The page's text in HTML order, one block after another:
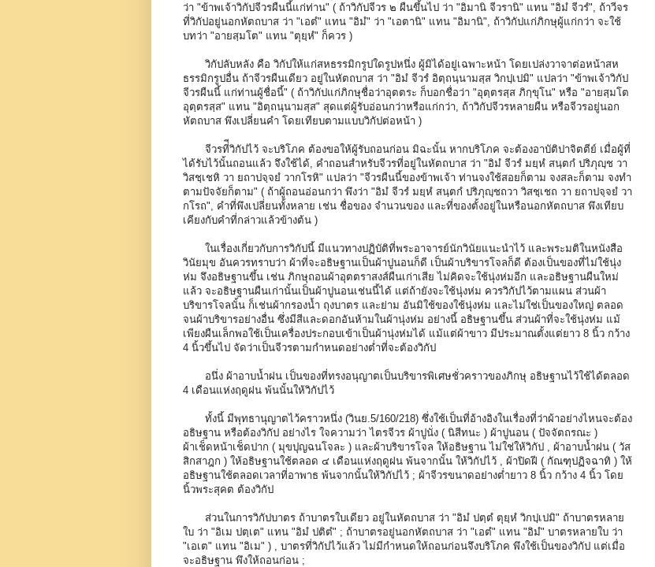
ว่า "ข้าพเจ้าวิกัปจีวรผืนนี้แก่ท่าน" ( ถ้าวิกัปจีวร ๒ ผืนขึ้นไป ว่า "อิมานิ จีวรานิ" แทน "อิมํ จีวรํ", ถ้าวีจร
ที่วิกัปอยู่นอกหัตถบาส ว่า "เอตํ" แทน "อิมํ" ว่า "เอตานิ" แทน "อิมานิ", ถ้าวิกัปแก่ภิกษุผู้แก่กว่า จะใช้
บทว่า "อายสฺมโต" แทน "ตุยฺหํ" ก็ควร )
วิกัปลับหลัง คือ วิกัปให้แก่สหธรรมิกรูปใดรูปหนึ่ง ผู้มิได้อยู่เฉพาะหน้า โดยเปล่งวาจาต่อหน้าสห
ธรรมิกรูปอื่น ถ้าจีวรผืนเดียว อยู่ในหัตถบาส ว่า "อิมํ จีวรํ อิตฺถนฺนามสฺส วิกปฺเปมิ" แปลว่า "ข้าพเจ้าวิกัป
จีวรผืนนี้ แก่ท่านผู้ชื่อนี้" ( ถ้าวิกัปแก่ภิกษุชื่อว่าอุตตระ ก็บอกชื่อว่า "อุตฺตรสฺส ภิกฺขุโน" หรือ "อายสฺมโต
อุตฺตรสฺส" แทน "อิตฺถนฺนามสฺส" สุดแต่ผู้รับอ่อนกว่าหรือแก่กว่า, ถ้าวิกัปจีวรหลายผืน หรือจีวรอยู่นอก
หัตถบาส พึงเปลี่ยนคำ โดยเทียบตามแบบวิกัปต่อหน้า )
จีวรที่ีวิกัปไว้ จะบริโภค ต้องขอให้ผู้รับถอนก่อน มิฉะนั้น หากบริโภค จะต้องอาบัติปาจิตตีย์ เมื่อผู้ที่
ได้รับไว้นั้นถอนแล้ว จึงใช้ได้, คำถอนสำหรับจีวรที่อยู่ในหัตถบาส ว่า "อิมํ จีวรํ มยฺหํ สนฺตกํ ปริภุญฺช วา
วิสชฺเชหิ วา ยถาปจฺจยํ วากโรหิ" แปลว่า "จีวรผืนนี้ของข้าพเจ้า ท่านจงใช้สอยก็ตาม จงสละก็ตาม จงทำ
ตามปัจจัยก็ตาม" ( ถ้าผู้ถอนอ่อนกว่า พึงว่า "อิมํ จีวรํ มยฺหํ สนฺตกํ ปริภุญฺชถวา วิสชฺเชถ วา ยถาปจฺจยํ วา
กโรถ", คำที่พึงเปลี่ยนทั้งหลาย เช่น ชื่อของ จำนวนของ และที่ของตั้งอยู่ในหรือนอกหัตถบาส พึงเทียบ
เคียงกับคำที่กล่าวแล้วข้างต้น )
ในเรื่องเกี่ยวกับการวิกัปนี้ มีแนวทางปฏิบัติที่พระอาจารย์นักวินัยแนะนำไว้ และพระมติในหนังสือ
วินัยมุข อันควรทราบว่า ผ้าที่จะอธิษฐานเป็นผ้าปูนอนก็ดี เป็นผ้าบริขารโจลก็ดี ต้องเป็นของที่ไม่ใช้นุ่ง
ห่ม จึงอธิษฐานขึ้น เช่น ภิกษุถอนผ้าอุตตราสงส์ผืนเก่าเสีย ไม่คิดจะใช้นุ่งห่มอีก และอธิษฐานผืนใหม่
แล้ว จะอธิษฐานผืนเก่านั้นเป็นผ้าปูนอนเช่นนี้ได้ แต่ถ้ายังจะใช้นุ่งห่ม ควรวิกัปไว้ตามแผน ส่วนผ้า
บริขารโจลนั้น ก็เช่นผ้ากรองน้ำ ถุงบาตร และย่าม อันมิใช้ของใช้นุ่งห่ม และไม่ใช่เป็นของใหญ่ ตลอด
จนผ้าบริขารอย่างอื่น ซึ่งมีสีและดอกอันห้ามในผ้านุ่งห่ม อย่างนี้ อธิษฐานขึ้น ส่วนผ้าที่จะใช้นุ่งห่ม แม้
เพียงผืนเล็กพอใช้เป็นเครื่องประกอบเข้าเป็นผ้านุ่งห่มได้ แม้แต่ผ้าขาว มีประมาณตั้งแต่ยาว 8 นิ้ว กว้าง
4 นิ้วขึ้นไป จัดว่าเป็นจีวรตามกำหนดอย่างต่ำที่จะต้องวิกัป
อนึ่ง ผ้าอาบน้ำฝน เป็นของที่ทรงอนุญาตเป็นบริขารพิเศษชั่วคราวของภิกษุ อธิษฐานไว้ใช้ได้ตลอด
4 เดือนแห่งฤดูฝน พ้นนั้นให้วิกัปไว้
ทั้งนี้ มีพุทธานุญาตไว้คราวหนึ่ง (วินย.5/160/218) ซึ่งใช้เป็นที่อ้างอิงในเรื่องที่ว่าผ้าอย่างไหนจะต้อง
อธิษฐาน หรือต้องวิกัป อย่างไร ใจความว่า ไตรจีวร ผ้าปูนั่ง ( นิสีทนะ ) ผ้าปูนอน ( ปัจจัตถรณะ )
ผ้าเช็ดหน้าเช็ดปาก ( มุขปุญฉนโจละ ) และผ้าบริขารโจล ให้อธิษฐาน ไม่ใช่ให้วิกัป , ผ้าอาบน้ำฝน ( วัส
สิกสาฎก ) ให้อธิษฐานใช้ตลอด ๔ เดือนแห่งฤดูฝน พ้นจากนั้น ให้วิกัปไว้ , ผ้าปิดฝี ( กัณฑุปฏิจฉาทิ ) ให้
อธิษฐานใช้ตลอดเวลาที่อาพาธ พ้นจากนั้นให้วิกัปไว้ ; ผ้าจีวรขนาดอย่างต่ำยาว 8 นิ้ว กว้าง 4 นิ้ว โดย
นิ้วพระสุคต ต้องวิกัป
ส่วนในการวิกัปบาตร ถ้าบาตรใบเดียว อยู่ในหัตถบาส ว่า "อิมํ ปตฺตํ ตุยฺหํ วิกปฺเปมิ" ถ้าบาตรหลาย
ใบ ว่า "อิเม ปตฺเต" แทน "อิมํ ปติตํ" ; ถ้าบาตรอยู่นอกหัตถบาส ว่า "เอตํ" แทน "อิมํ" บาตรหลายใบ ว่า
"เอเต" แทน "อิเม" ) , บาตรที่วิกัปไว้แล้ว ไม่มีกำหนดให้ถอนก่อนจึงบริโภค พึงใช้เป็นของวิกัป แต่เมื่อ
จะอธิษฐาน พึงให้ถอนก่อน ;